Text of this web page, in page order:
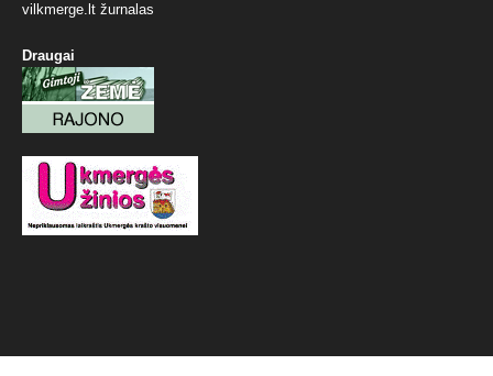
vilkmerge.lt žurnalas
Draugai